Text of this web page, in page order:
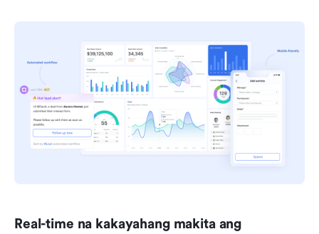
Real-time na kakayahang makita ang